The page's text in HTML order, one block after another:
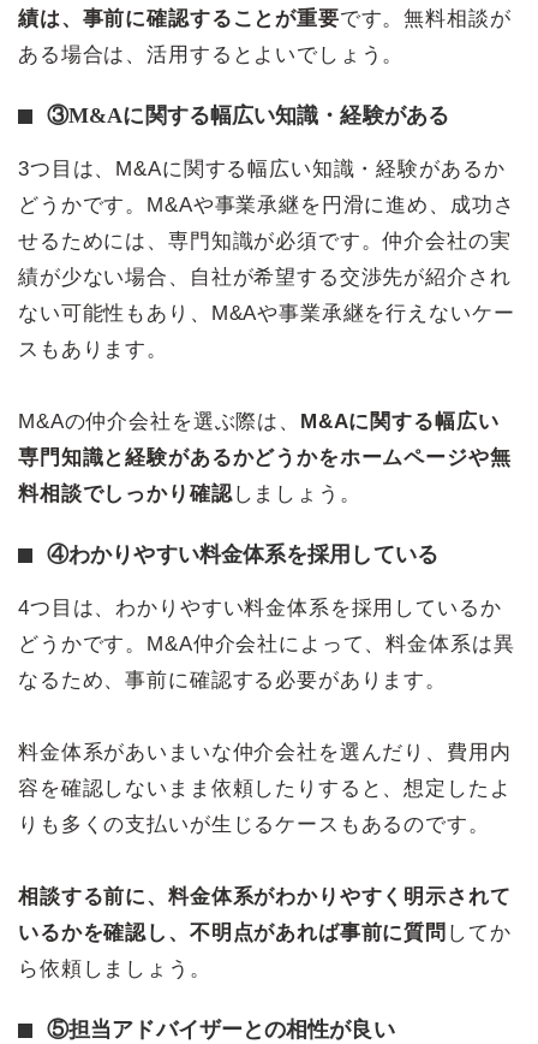
績は、事前に確認することが重要です。無料相談が
ある場合は、活用するとよいでしょう。
③M&Aに関する幅広い知識・経験がある
3つ目は、M&Aに関する幅広い知識・経験があるか
どうかです。M&Aや事業承継を円滑に進め、成功さ
せるためには、専門知識が必須です。仲介会社の実
績が少ない場合、自社が希望する交渉先が紹介され
ない可能性もあり、M&Aや事業承継を行えないケー
スもあります。
M&Aの仲介会社を選ぶ際は、
M&Aに関する幅広い
専門知識と経験があるかどうかをホームページや無
料相談でしっかり確認しましょう。
④わかりやすい料金体系を採用している
4つ目は、わかりやすい料金体系を採用しているか
どうかです。M&A仲介会社によって、料金体系は異
なるため、事前に確認する必要があります。
料金体系があいまいな仲介会社を選んだり、費用内
容を確認しないまま依頼したりすると、想定したよ
りも多くの支払いが生じるケースもあるのです。
相談する前に、料金体系がわかりやすく明示されて
いるかを確認し、不明点があれば事前に質問 してか
ら依頼しましょう。
⑤担当アドバイザーとの相性が良い